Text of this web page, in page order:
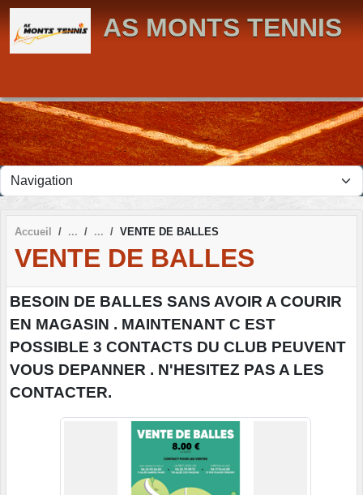
AS MONTS TENNIS
Accueil VENTE DE BALLES
VENTE DE BALLES
BESOIN DE BALLES SANS AVOIR A COURIR
EN MAGASIN . MAINTENANT C EST
POSSIBLE 3 CONTACTS DU CLUB PEUVENT
VOUS DEPANNER . N'HESITEZ PAS A LES
CONTACTER.
Panneau de gestion des cookies